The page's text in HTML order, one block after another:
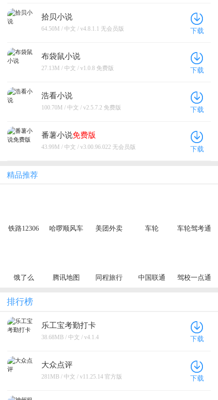
拾贝小说
64.50M / 中文 / v4.8.1.1 无会员版 下载
布袋鼠小说
27.13M / 中文 / v1.0.8 免费版 下载
浩看小说
100.70M / 中文 / v2.5.7.2 免费版 下载
番薯小说免费版
43.99M / 中文 / v3.00.96.022 无会员版 下载
精品推荐
铁路12306 哈啰顺风车 美团外卖 车轮 车轮驾考通
饿了么 腾讯地图 同程旅行 中国联通 驾校一点通
排行榜
乐工宝考勤打卡
38.68MB / 中文 / v4.1.4 下载
大众点评
281MB / 中文 / v11.25.14 官方版 下载